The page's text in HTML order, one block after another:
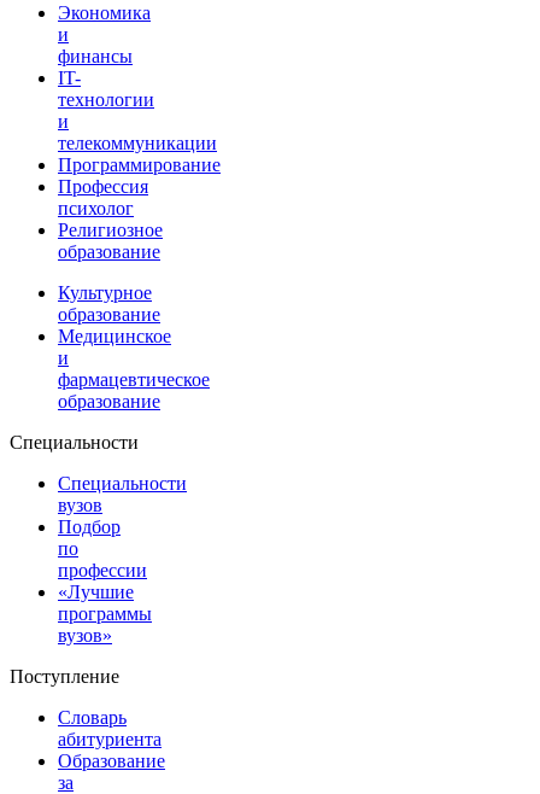
Экономика
и
финансы
IT-
технологии
и
телекоммуникации
Программирование
Профессия
психолог
Религиозное
образование
Культурное
образование
Медицинское
и
фармацевтическое
образование
Специальности
Специальности
вузов
Подбор
по
профессии
«Лучшие
программы
вузов»
Поступление
Словарь
абитуриента
Образование
за